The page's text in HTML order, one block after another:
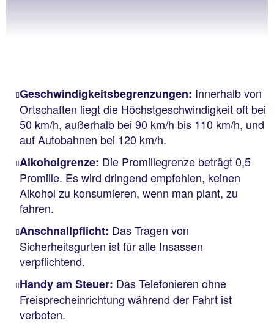
Geschwindigkeitsbegrenzungen: Innerhalb von
Ortschaften liegt die Höchstgeschwindigkeit oft bei
50 km/h, außerhalb bei 90 km/h bis 110 km/h, und
auf Autobahnen bei 120 km/h.
Alkoholgrenze: Die Promillegrenze beträgt 0,5
Promille. Es wird dringend empfohlen, keinen
Alkohol zu konsumieren, wenn man plant, zu
fahren.
Anschnallpflicht: Das Tragen von
Sicherheitsgurten ist für alle Insassen
verpflichtend.
Handy am Steuer: Das Telefonieren ohne
Freisprecheinrichtung während der Fahrt ist
verboten.